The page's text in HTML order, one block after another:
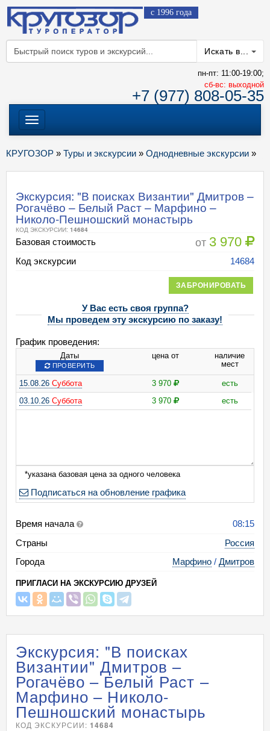
с 1996 года
Искать в...
пн-пт: 11:00-19:00;
cб-вс: выходной
+7 (977) 808-05-35
Меню
КРУГОЗОР » Туры и экскурсии » Однодневные экскурсии »
Экскурсия: "В поисках Византии" Дмитров –
Рогачёво – Белый Раст – Марфино –
Николо-Пешношский монастырь
КОД ЭКСКУРСИИ: 14684
Базовая стоимость от 3 970
Код экскурсии 14684
ЗАБРОНИРОВАТЬ
У Вас есть своя группа?
Мы проведем эту экскурсию по заказу!
График проведения:
Даты
ПРОВЕРИТЬ
цена от
наличие
мест
15.08.26 Суббота 3 970
есть
03.10.26 Суббота 3 970 есть
*указана базовая цена за одного человека
Подписаться на обновление графика
Время начала
08:15
Страны
Россия
Города
Марфино / Дмитров
ПРИГЛАСИ НА ЭКСКУРСИЮ ДРУЗЕЙ
Экскурсия: "В поисках
Византии" Дмитров –
Рогачёво – Белый Раст –
Марфино – Николо-
Пешношский монастырь
КОД ЭКСКУРСИИ: 14684